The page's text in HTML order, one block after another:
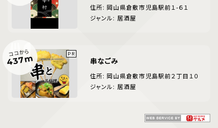
住所: 岡山県倉敷市児島駅前１-６１
ジャンル: 居酒屋
ココから
437m 串なごみ
住所: 岡山県倉敷市児島駅前２丁目１０
ジャンル: 居酒屋